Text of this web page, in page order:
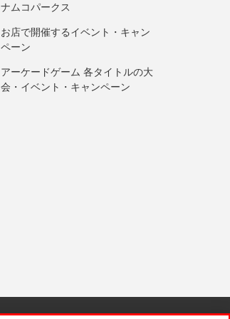
ナムコパークス
お店で開催するイベント・キャン
ペーン
アーケードゲーム 各タイトルの大
会・イベント・キャンペーン